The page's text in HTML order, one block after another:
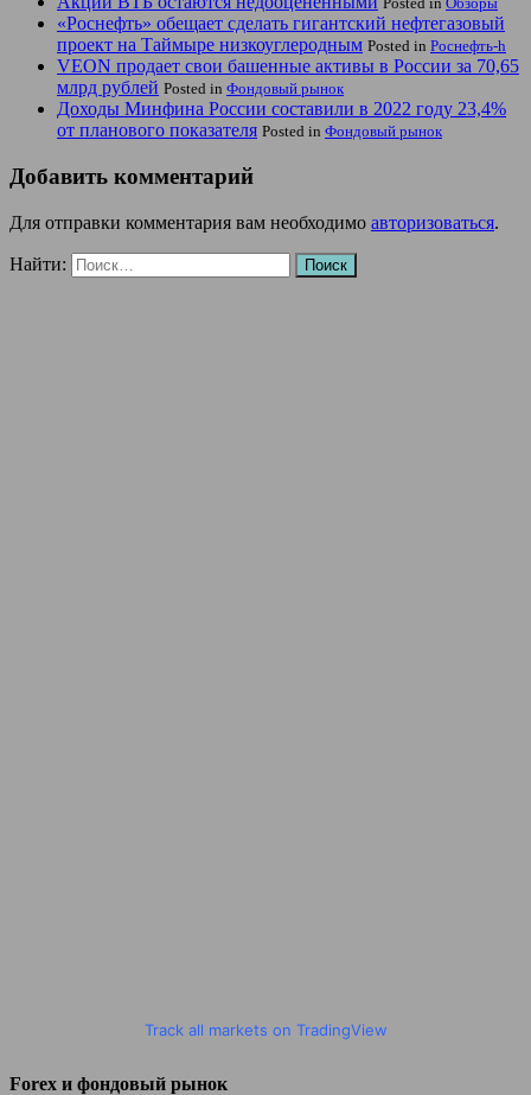
«Роснефть» обещает сделать гигантский нефтегазовый
проект на Таймыре низкоуглеродным Posted in Роснефть-h
VEON продает свои башенные активы в России за 70,65
млрд рублей Posted in Фондовый рынок
Доходы Минфина России составили в 2022 году 23,4%
от планового показателя Posted in Фондовый рынок
Добавить комментарий
Для отправки комментария вам необходимо авторизоваться.
Найти:
Track all markets on TradingView
Forex и фондовый рынок